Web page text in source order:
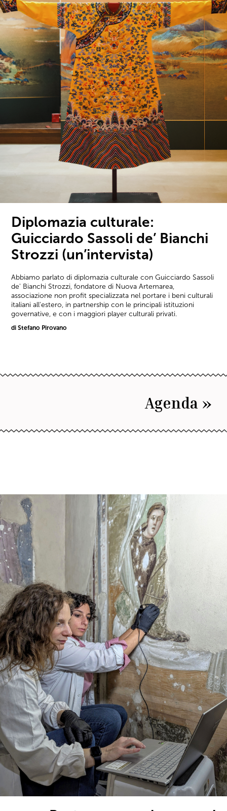
Diplomazia culturale:
Guicciardo Sassoli de’ Bianchi
Strozzi (un’intervista)
Abbiamo parlato di diplomazia culturale con Guicciardo Sassoli
de' Bianchi Strozzi, fondatore di Nuova Artemarea,
associazione non profit specializzata nel portare i beni culturali
italiani all'estero, in partnership con le principali istituzioni
governative, e con i maggiori player culturali privati.
di Stefano Pirovano
Agenda »